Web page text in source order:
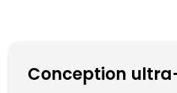
Conception